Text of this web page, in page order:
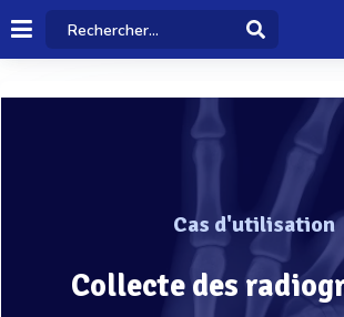
Cas d'utilisation
Collecte des